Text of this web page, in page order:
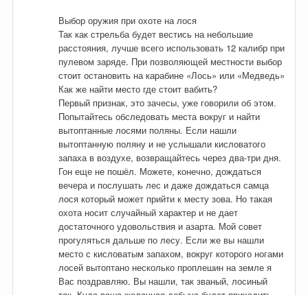
Выбор оружия при охоте на лося
Так как стрельба будет вестись на небольшие
расстояния, лучше всего использовать 12 калибр при
пулевом заряде. При позволяющей местности выбор
стоит остановить на карабине «Лось» или «Медведь»
Как же найти место где стоит вабить?
Первый признак, это зачесы, уже говорили об этом.
Попытайтесь обследовать места вокруг и найти
вытоптанные лосями поляны. Если нашли
вытоптанную поляну и не услышали кисловатого
запаха в воздухе, возвращайтесь через два-три дня.
Гон еще не пошёл. Можете, конечно, дождаться
вечера и послушать лес и даже дождаться самца
лося который может прийти к месту зова. Но такая
охота носит случайный характер и не дает
достаточного удовольствия и азарта. Мой совет
прогуляться дальше по лесу. Если же вы нашли
место с кисловатым запахом, вокруг которого ногами
лосей вытоптано несколько проплешин на земле я
Вас поздравляю. Вы нашли, так званый, лосиный